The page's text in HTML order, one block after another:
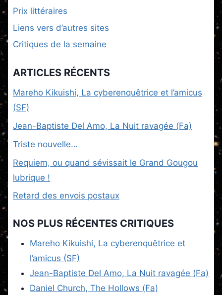
Prix littéraires
Liens vers d’autres sites
Critiques de la semaine
ARTICLES RÉCENTS
Mareho Kikuishi, La cyberenquêtrice et l’amicus
(SF)
Jean-Baptiste Del Amo, La Nuit ravagée (Fa)
Triste nouvelle…
Requiem, ou quand sévissait le Grand Gougou
lubrique !
Retard des envois postaux
NOS PLUS RÉCENTES CRITIQUES
Mareho Kikuishi, La cyberenquêtrice et
l’amicus (SF)
Jean-Baptiste Del Amo, La Nuit ravagée (Fa)
Daniel Church, The Hollows (Fa)